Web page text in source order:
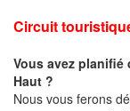
Circuit
Vous avez planifié
Haut ?
Nous vous ferons